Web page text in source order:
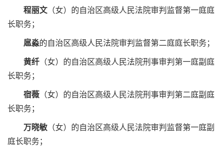
程丽文 （女）的自治区高级人民法院审判监督第一庭庭
长职务；
扈淼的自治区高级人民法院审判监督第二庭庭长职务；
黄纤 （女）的自治区高级人民法院刑事审判第一庭副庭
长职务；
宿薇 （女）的自治区高级人民法院刑事审判第二庭副庭
长职务；
万晓敏 （女）的自治区高级人民法院审判监督第一庭副
庭长职务；